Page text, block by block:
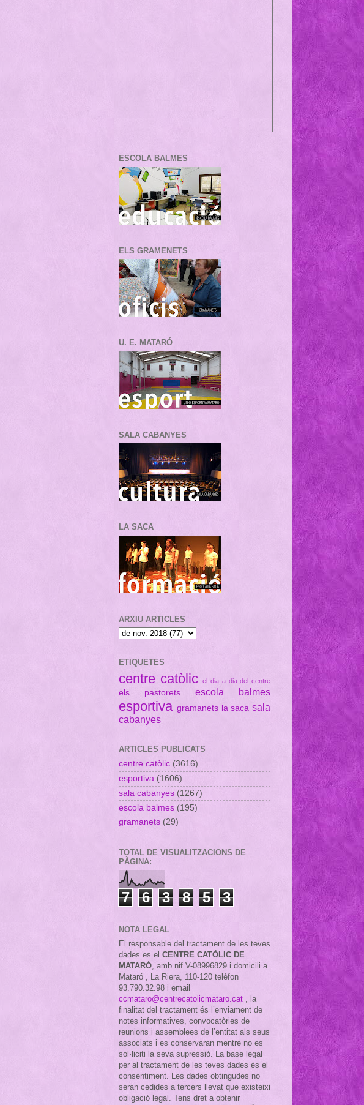
ESCOLA BALMES
ELS GRAMENETS
U. E. MATARÓ
SALA CABANYES
LA SACA
ARXIU ARTICLES
ETIQUETES
centre catòlic el dia a dia del centre
els pastorets escola balmes
esportiva gramanets la saca sala
cabanyes
ARTICLES PUBLICATS
centre catòlic (3616)
esportiva (1606)
sala cabanyes (1267)
escola balmes (195)
gramanets (29)
TOTAL DE VISUALITZACIONS DE
PÀGINA:
7 6 3 8 5 3
NOTA LEGAL
El responsable del tractament de les teves
dades es el CENTRE CATÒLIC DE
MATARÓ , amb nif V-08996829 i domicili a
Mataró , La Riera, 110-120 telèfon
93.790.32.98 i email
ccmataro@centrecatolicmataro.cat
la
finalitat del tractament és l’enviament de
notes informatives, convocatòries de
reunions i assemblees de l’entitat als seus
associats i es conservaran mentre no es
sol·liciti la seva supressió. La base legal
per al tractament de les teves dades és el
consentiment. Les dades obtingudes no
seran cedides a tercers llevat que existeixi
obligació legal. Tens dret a obtenir